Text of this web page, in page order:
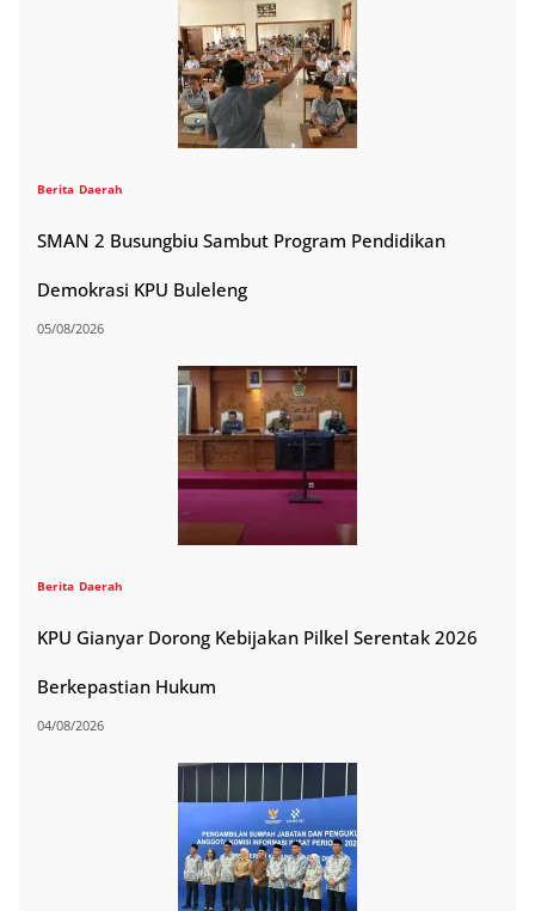
Berita Daerah
SMAN 2 Busungbiu Sambut Program Pendidikan
Demokrasi KPU Buleleng
05/08/2026
Berita Daerah
KPU Gianyar Dorong Kebijakan Pilkel Serentak 2026
Berkepastian Hukum
04/08/2026